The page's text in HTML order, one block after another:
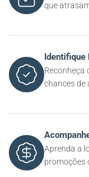
que
Identifique
Reconheça
chances de
Aprenda a
promoções